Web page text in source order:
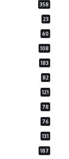
358
23
60
108
183
82
121
78
76
131
187